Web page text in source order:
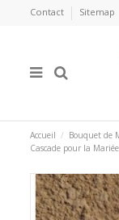
Contact Sitemap
Accueil Bouquet de
Cascade pour la